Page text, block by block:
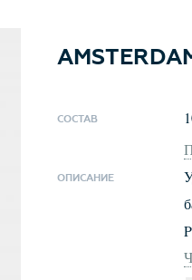
СОСТАВ
ОПИСАНИЕ